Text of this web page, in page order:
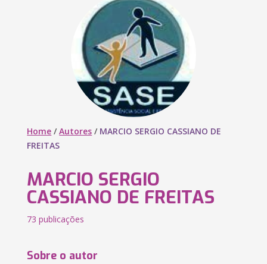
Home /Autores / MARCIO SERGIO CASSIANO DE
FREITAS
MARCIO SERGIO
CASSIANO DE FREITAS
73 publicações
Sobre o autor